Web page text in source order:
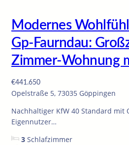
Modernes
Gp-Faurndau:
Zimmer-Wohnung
€441.650
Opelstraße 5, 73035 Göppingen
Nachhaltiger KfW 40 Standard mit
Eigennutzer…
3 Schlafzimmer